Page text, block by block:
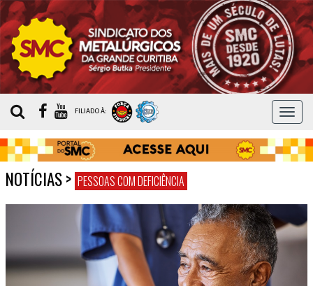
MENU
FILIADO À:
NOTÍCIAS> PESSOAS COM DEFICIÊNCIA